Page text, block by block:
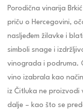
Porodična vinarija
priču o Hercegovini,
nasljeđem žilavke i
simboli snage i
vinograda i podruma.
vino izabrala kao
iz Čitluka ne
dalje – kao što se